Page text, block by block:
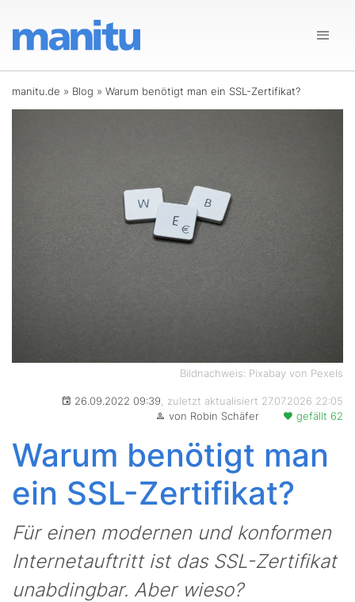
manitu.de » Blog » Warum benötigt man ein SSL-Zertifikat?
Bildnachweis: Pixabay von Pexels
26.09.2022 09:39 , zuletzt aktualisiert 27.07.2026 22:05
von Robin Schäfer
gefällt 62
Warum benötigt man
ein SSL-Zertifikat?
Für einen modernen und konformen
Internetauftritt ist das SSL-Zertifikat
unabdingbar. Aber wieso?